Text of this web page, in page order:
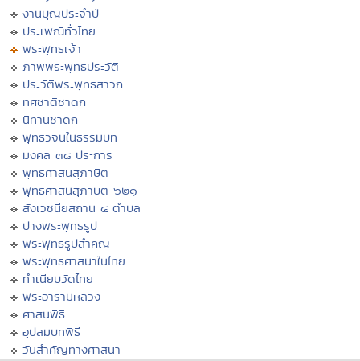
งานบุญประจำปี
ประเพณีทั่วไทย
พระพุทธเจ้า
ภาพพระพุทธประวัติ
ประวัติพระพุทธสาวก
ทศชาติชาดก
นิทานชาดก
พุทธวจนในธรรมบท
มงคล ๓๘ ประการ
พุทธศาสนสุภาษิต
พุทธศาสนสุภาษิต ๖๒๑
สังเวชนียสถาน ๔ ตำบล
ปางพระพุทธรูป
พระพุทธรูปสำคัญ
พระพุทธศาสนาในไทย
ทำเนียบวัดไทย
พระอารามหลวง
ศาสนพิธี
อุปสมบทพิธี
วันสำคัญทางศาสนา